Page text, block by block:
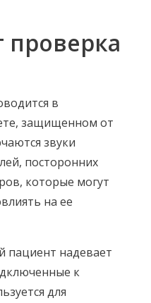
проверка
в
защищенном от
звуки
посторонних
которые могут
на ее
пациент надевает
к
для